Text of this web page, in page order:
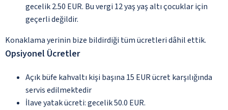
gecelik 2.50 EUR. Bu vergi 12 yaş yaş altı çocuklar için
geçerli değildir.
Konaklama yerinin bize bildirdiği tüm ücretleri dâhil ettik.
Opsiyonel Ücretler
Açık büfe kahvaltı kişi başına 15 EUR ücret karşılığında
servis edilmektedir
İlave yatak ücreti: gecelik 50.0 EUR.